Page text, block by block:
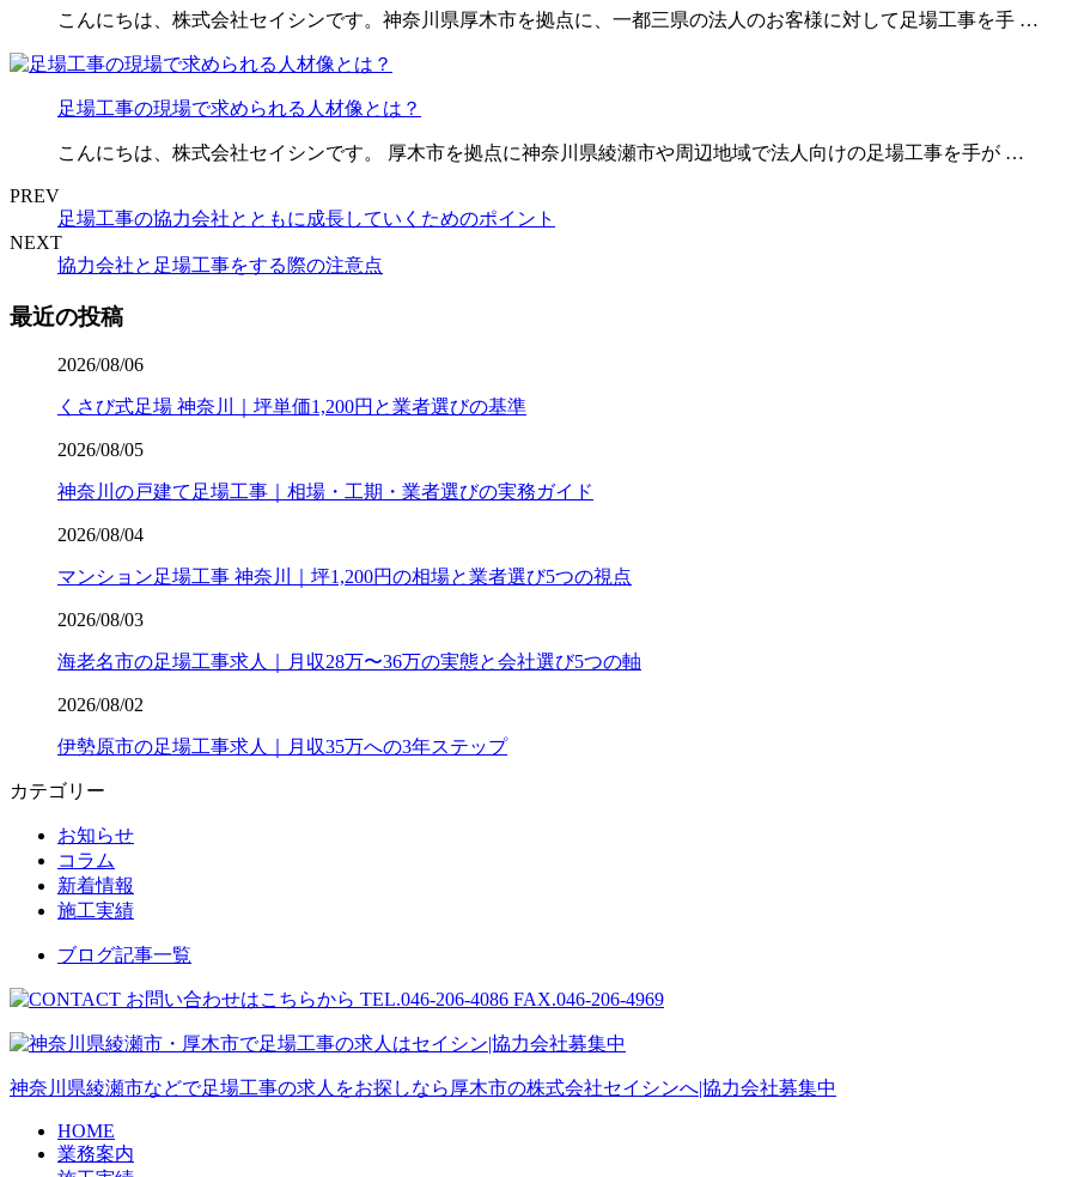
こんにちは、株式会社セイシンです。神奈川県厚木市を拠点に、一都三県の法人のお客様に対して足場工事を手 …
足場工事の現場で求められる人材像とは？
こんにちは、株式会社セイシンです。 厚木市を拠点に神奈川県綾瀬市や周辺地域で法人向けの足場工事を手が …
PREV
足場工事の協力会社とともに成長していくためのポイント
NEXT
協力会社と足場工事をする際の注意点
最近の投稿
2026/08/06
くさび式足場 神奈川｜坪単価1,200円と業者選びの基準
2026/08/05
神奈川の戸建て足場工事｜相場・工期・業者選びの実務ガイド
2026/08/04
マンション足場工事 神奈川｜坪1,200円の相場と業者選び5つの視点
2026/08/03
海老名市の足場工事求人｜月収28万〜36万の実態と会社選び5つの軸
2026/08/02
伊勢原市の足場工事求人｜月収35万への3年ステップ
カテゴリー
お知らせ
コラム
新着情報
施工実績
ブログ記事一覧
神奈川県綾瀬市などで足場工事の求人をお探しなら厚木市の株式会社セイシンへ|協力会社募集中
HOME
業務案内